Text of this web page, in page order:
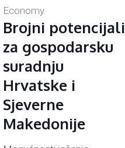
Economy
Brojni potencijali
za gospodarsku
suradnju
Hrvatske i
Sjeverne
Makedonije